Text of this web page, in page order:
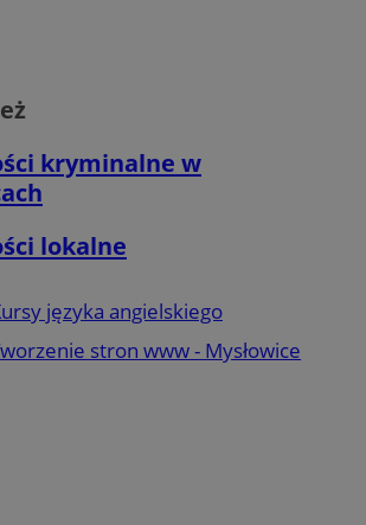
kryminalne w
lokalne
języka angielskiego
stron www - Mysłowice